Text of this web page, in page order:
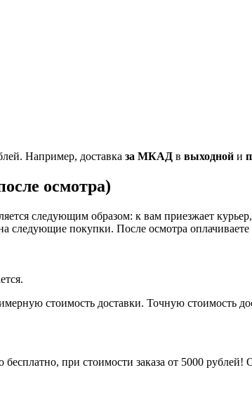
Например, доставка за МКАД в выходной и
осмотра)
следующим образом: к вам приезжает
следующие покупки. После осмотра
стоимость доставки. Точную стоимость
при стоимости заказа от 5000